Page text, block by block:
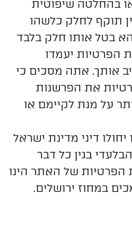
בהחלטה שיפוטית
תוקף לחלק כלשהו
בטל אותו חלק בלבד
הפרטיות יעמדו
אותך. אתה מסכים כי
את הפרשנות
על מנת לקיימם או
דיני מדינת ישראל
בגין כל דבר
הפרטיות של האתר הינו
במחוז ירושלים.